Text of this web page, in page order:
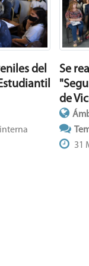
del
Se
de
31